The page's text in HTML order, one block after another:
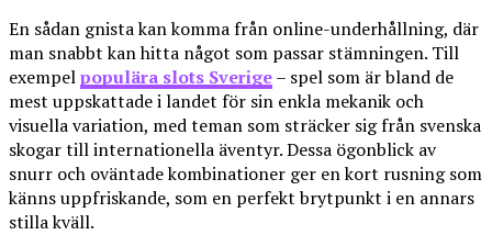
En sådan gnista kan komma från online-underhållning, där
man snabbt kan hitta något som passar stämningen. Till
exempelpopulära slots Sverige– spel som är bland de
mest uppskattade i landet för sin enkla mekanik och
visuella variation, med teman som sträcker sig från svenska
skogar till internationella äventyr. Dessa ögonblick av
snurr och oväntade kombinationer ger en kort rusning som
känns uppfriskande, som en perfekt brytpunkt i en annars
stilla kväll.